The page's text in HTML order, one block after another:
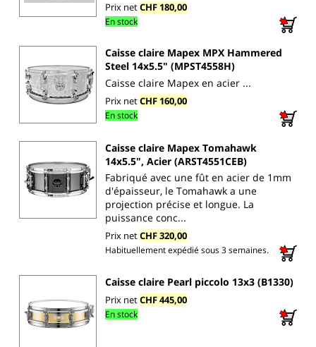
Prix netCHF 180,00
En stock
Caisse claire Mapex MPX Hammered
Steel 14x5.5" (MPST4558H)
Caisse claire Mapex en acier ...
Prix netCHF 160,00
En stock
Caisse claire Mapex Tomahawk
14x5.5", Acier (ARST4551CEB)
Fabriqué avec une fût en acier de 1mm
d'épaisseur, le Tomahawk a une
projection précise et longue. La
puissance conc...
Prix netCHF 320,00
Habituellement expédié sous 3 semaines.
Caisse claire Pearl piccolo 13x3 (B1330)
Prix netCHF 445,00
En stock